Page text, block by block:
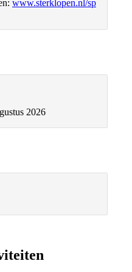
www.sterklopen.nl/sp
2026